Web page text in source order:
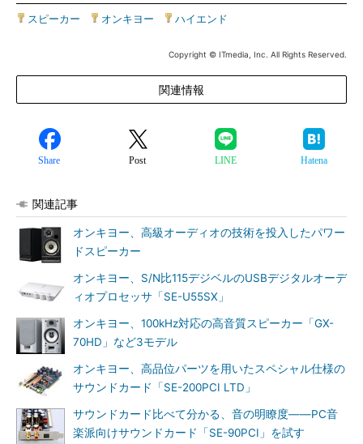
スピーカー オンキヨー ハイエンド
Copyright © ITmedia, Inc. All Rights Reserved.
関連情報
Share Post LINE Hatena
関連記事
オンキヨー、高級オーディオの技術を投入したパワー
ドスピーカー
オンキヨー、S/N比115デジベルのUSBデジタルオーデ
ィオプロセッサ「SE-U55SX」
オンキヨー、100kHz対応の高音質スピーカー「GX-
70HD」など3モデル
オンキヨー、高品位パーツを用いたスペシャル仕様の
サウンドカード「SE-200PCI LTD」
サウンドカード比べて分かる、音の明瞭度――PC音
楽派向けサウンドカード「SE-90PCI」を試す